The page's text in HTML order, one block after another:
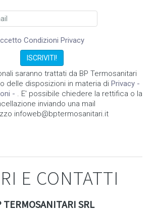
Condizioni Privacy
saranno trattati da BP Termosanitari
delle disposizioni in materia di Privacy -
- . E' possibile chiedere la rettifica o la
inviando una mail
infoweb@bptermosanitari.it
E CONTATTI
TERMOSANITARI SRL